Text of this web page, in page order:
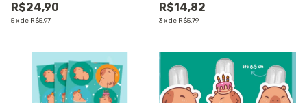
R$24,90
5xde R$5,97
R$14,82
3xde R$5,79